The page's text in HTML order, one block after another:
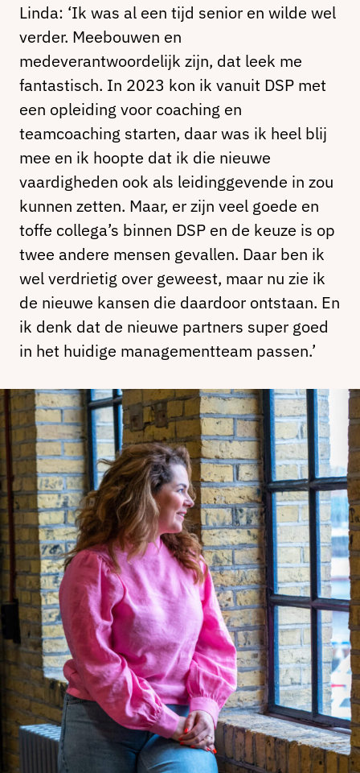
Linda: ‘Ik was al een tijd senior en wilde wel
verder. Meebouwen en
medeverantwoordelijk zijn, dat leek me
fantastisch. In 2023 kon ik vanuit DSP met
een opleiding voor coaching en
teamcoaching starten, daar was ik heel blij
mee en ik hoopte dat ik die nieuwe
vaardigheden ook als leidinggevende in zou
kunnen zetten. Maar, er zijn veel goede en
toffe collega’s binnen DSP en de keuze is op
twee andere mensen gevallen. Daar ben ik
wel verdrietig over geweest, maar nu zie ik
de nieuwe kansen die daardoor ontstaan. En
ik denk dat de nieuwe partners super goed
in het huidige managementteam passen.’